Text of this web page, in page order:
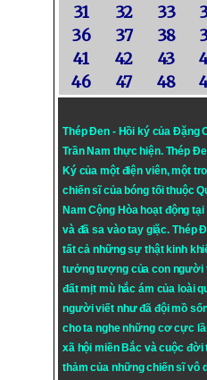
31
32 33
36
37 38
41
42 43
46
47 48
Thép Đen - Hồi ký của Đặng
Trần Nam thực hiện. Thép
Ký của một điện viên, một
chiến sĩ của bóng tối thuộc
Nam Cộng Hòa hoạt động
và đã sa vào tay giặc. Thép
tất cả những sự thật kinh
tưởng tượng của con người
đất mịt mù hắc ám của loài
người viết như đã đội mồ
cho ta nghe những cơ cực
xã hội miền Bắc và cuộc đời
thảm của những chiến sĩ vô